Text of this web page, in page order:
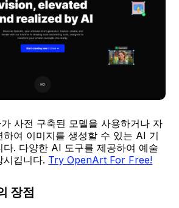
사전 구축된 모델을 사용하거나 자
하여 이미지를 생성할 수 있는 AI 기
다. 다양한 AI 도구를 제공하여 예술
시킵니다. Try OpenArt For Free!
장점